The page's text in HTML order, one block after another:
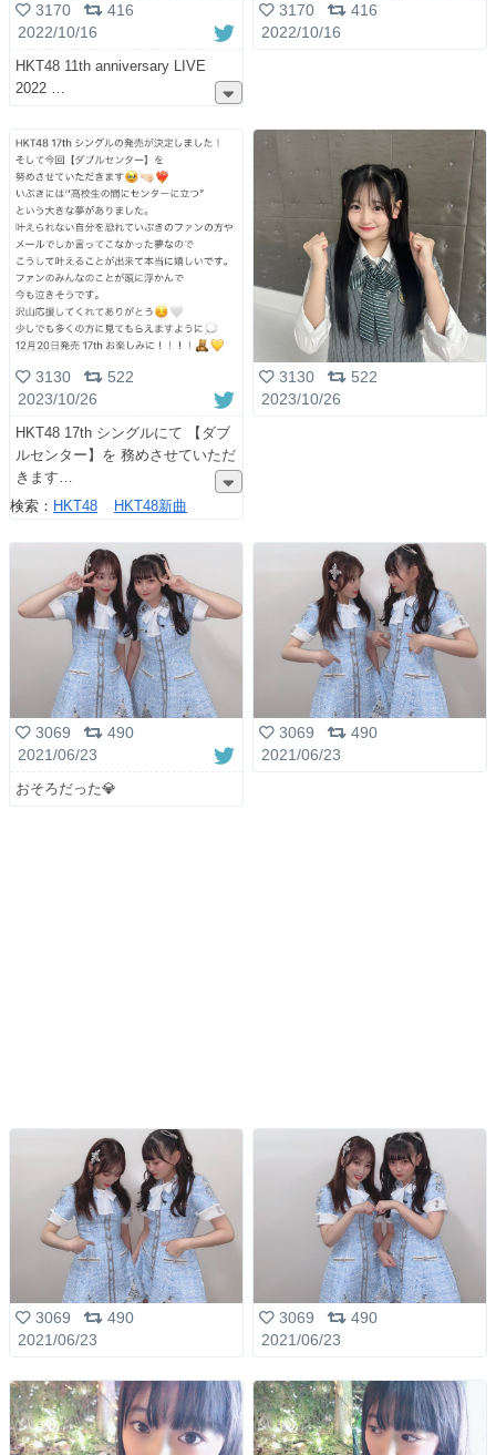
3170
416
2022/10/16
HKT48 11th anniversary LIVE
2022
3170
416
2022/10/16
3130
522
2023/10/26
HKT48 17th シングルにて 【ダブ
ルセンター】を 務めさせていただ
きます
検索： HKT48 HKT48新曲
3130
522
2023/10/26
3069
490
2021/06/23
おそろだった💎
3069
490
2021/06/23
3069
490
2021/06/23
3069
490
2021/06/23